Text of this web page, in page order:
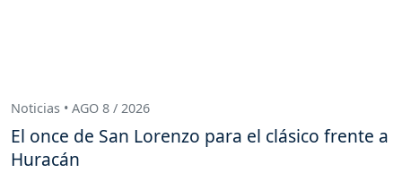
Noticias • AGO 8 / 2026
El once de San Lorenzo para el clásico frente a
Huracán